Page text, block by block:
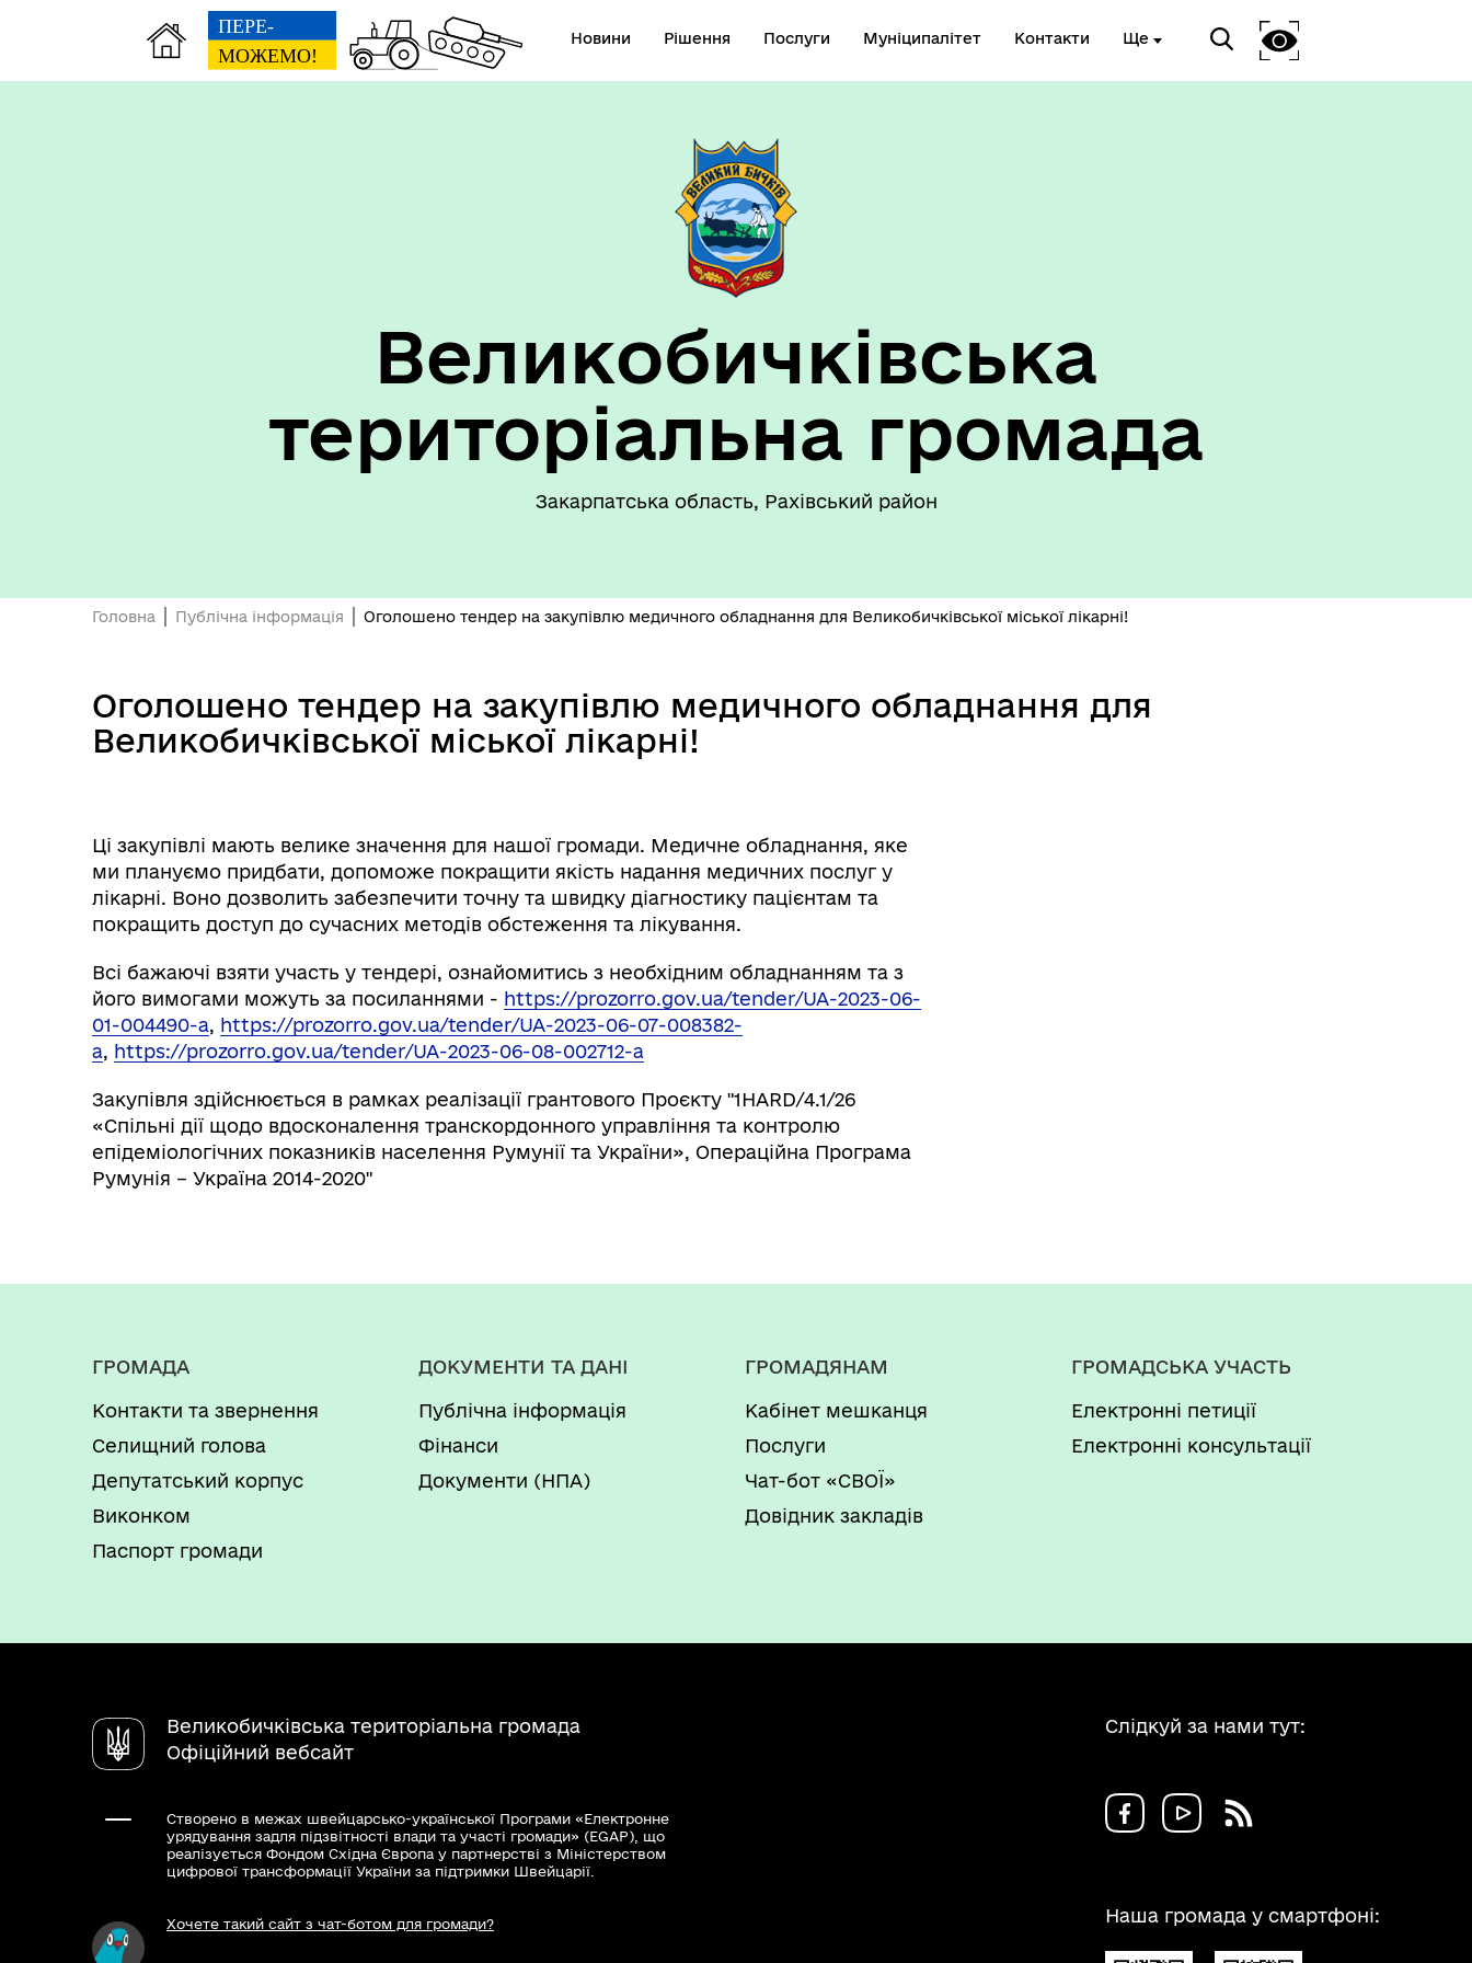
Новини Рішення Послуги Муніципалітет Контакти Ще
установ Великобичківської ТГ
Великобичківська
територіальна громада
Закарпатська область, Рахівський район
Головна Публічна інформація Оголошено тендер на закупівлю медичного обладнання для Великобичківської міської лікарні!
Оголошено тендер на закупівлю медичного обладнання для
Великобичківської міської лікарні!
Ці закупівлі мають велике значення для нашої громади. Медичне обладнання, яке
ми плануємо придбати, допоможе покращити якість надання медичних послуг у
лікарні. Воно дозволить забезпечити точну та швидку діагностику пацієнтам та
покращить доступ до сучасних методів обстеження та лікування.
Всі бажаючі взяти участь у тендері, ознайомитись з необхідним обладнанням та з
його вимогами можуть за посиланнями - https://prozorro.gov.ua/tender/UA-2023-06-
01-004490-a, https://prozorro.gov.ua/tender/UA-2023-06-07-008382-
a, https://prozorro.gov.ua/tender/UA-2023-06-08-002712-a
Закупівля здійснюється в рамках реалізації грантового Проєкту "1HARD/4.1/26
«Спільні дії щодо вдосконалення транскордонного управління та контролю
епідеміологічних показників населення Румунії та України», Операційна Програма
Румунія – Україна 2014-2020"
ГРОМАДА
Контакти та звернення
Селищний голова
Депутатський корпус
Виконком
Паспорт громади
ДОКУМЕНТИ ТА ДАНІ
Публічна інформація
Фінанси
Документи (НПА)
ГРОМАДЯНАМ
Кабінет мешканця
Послуги
Чат-бот «СВОЇ»
Довідник закладів
ГРОМАДСЬКА УЧАСТЬ
Електронні петиції
Електронні консультації
Великобичківська територіальна громада
Офіційний вебсайт
Створено в межах швейцарсько-української Програми «Електронне
урядування задля підзвітності влади та участі громади» (EGAP), що
реалізується Фондом Східна Європа у партнерстві з Міністерством
цифрової трансформації України за підтримки Швейцарії.
Хочете такий сайт з чат-ботом для громади?
Слідкуй за нами тут:
Наша громада у смартфоні: